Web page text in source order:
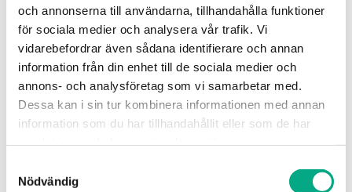
och annonserna till användarna, tillhandahålla funktioner
för sociala medier och analysera vår trafik. Vi
vidarebefordrar även sådana identifierare och annan
information från din enhet till de sociala medier och
annons- och analysföretag som vi samarbetar med.
Dessa kan i sin tur kombinera informationen med annan
information som du har tillhandahållit eller som de har
Nödvändig
Lönebildning och statistik
Tjänstledighet och permission
Blanketter och mallar
Lönebildning och statistik
Statistik
Löneskola
E-utbildning: Lönekartläggning
Utbildningar
Om oss